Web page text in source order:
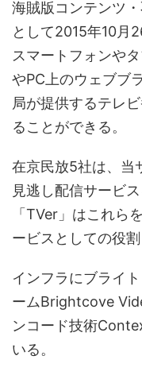
海賊版コンテンツ
として2015年10月
スマートフォンや
やPC上のウェブブ
局が提供するテレ
ることができる。
在京民放5社は、当
見逃し配信サービ
「TVer」はこれら
ービスとしての役割
インフラにブライ
ームBrightcove
ンコード技術
いる。